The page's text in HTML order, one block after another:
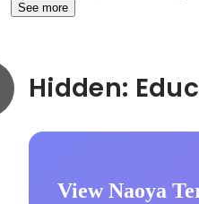
See more
View Naoya